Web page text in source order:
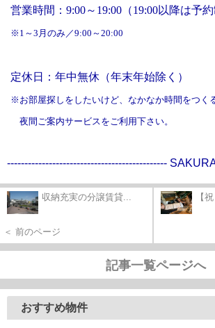
営業時間：9:00～19:00（19:00以降は予約
※1～3月のみ／9:00～20:00
定休日：年中無休（年末年始除く）
※お部屋探しをしたいけど、なかなか時間をつく
夜間ご案内サービスをご利用下さい。
----------------------------------------------
収納充実の分譲賃貸...
＜ 前のページ
【
記事一覧ページへ
おすすめ物件